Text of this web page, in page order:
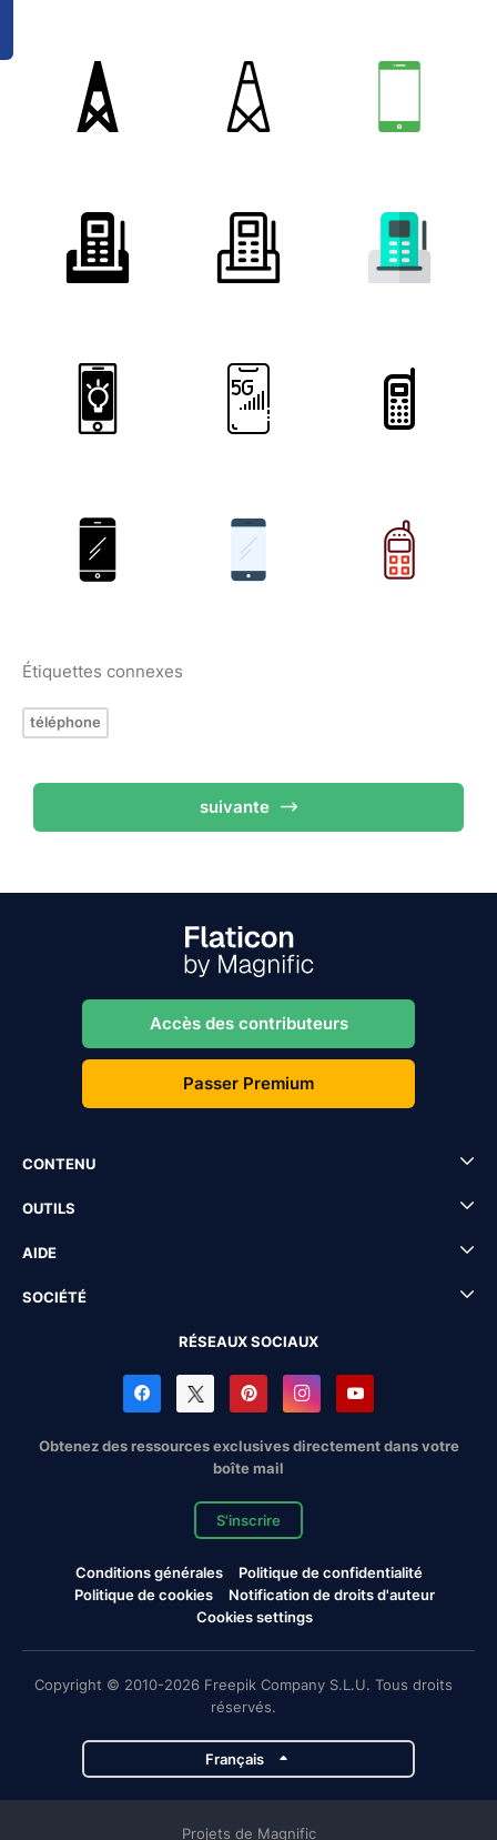
Étiquettes connexes
téléphone
suivante
Accès des contributeurs
Passer Premium
CONTENU
OUTILS
AIDE
SOCIÉTÉ
RÉSEAUX SOCIAUX
Obtenez des ressources exclusives directement dans votre
boîte mail
S'inscrire
Conditions générales
Politique de confidentialité
Politique de cookies
Notification de droits d'auteur
Cookies settings
Copyright © 2010-2026 Freepik Company S.L.U. Tous droits
réservés.
Français
Projets de Magnific